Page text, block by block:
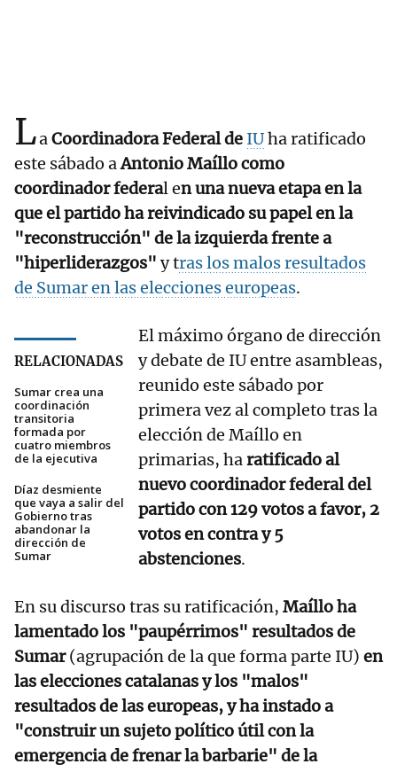
LaCoordinadora Federal de IUha ratificado
este sábado aAntonio Maíllo como
coordinador federal en una nueva etapa en la
que el partido ha reivindicado su papel en la
"reconstrucción" de la izquierda frente a
"hiperliderazgos" y tras los malos resultados
de Sumar en las elecciones europeas.
RELACIONADAS
Sumar crea una
coordinación
transitoria
formada por
cuatro miembros
de la ejecutiva
Díaz desmiente
que vaya a salir del
Gobierno tras
abandonar la
dirección de
Sumar
El máximo órgano de dirección
y debate de IU entre asambleas,
reunido este sábado por
primera vez al completo tras la
elección de Maíllo en
primarias, haratificado al
nuevo coordinador federal del
partido con 129 votos a favor, 2
votos en contra y 5
abstenciones.
En su discurso tras su ratificación, Maíllo ha
lamentado los "paupérrimos" resultados de
Sumar(agrupación de la que forma parte IU) en
las elecciones catalanas y los "malos"
resultados de las europeas, y ha instado a
"construir un sujeto político útil con la
emergencia de frenar la barbarie" de la